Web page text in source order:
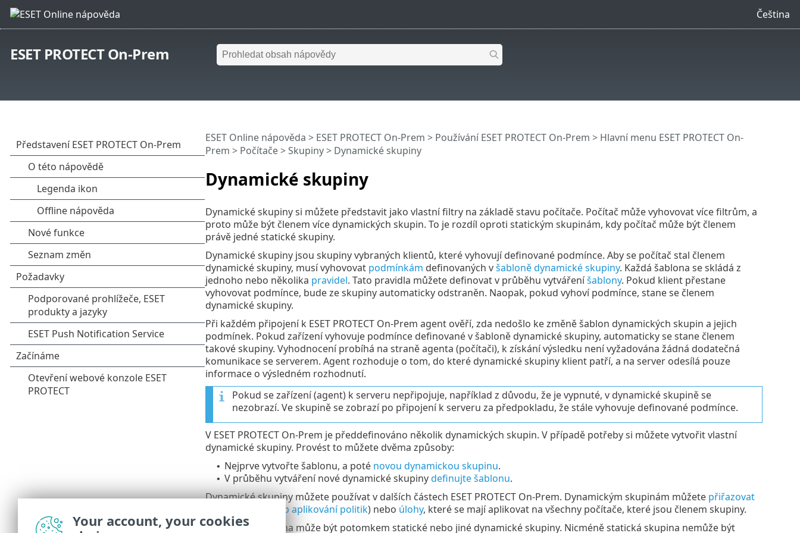
Čeština
ESET PROTECT On-Prem
Dynamické skupiny
ESET Online nápověda > ESET PROTECT On-Prem > Používání ESET PROTECT On-Prem > Hlavní menu ESET PROTECT On-
Prem > Počítače>Skupiny> Dynamické skupiny
Dynamické skupiny si můžete představit jako vlastní filtry na základě stavu počítače. Počítač může vyhovovat více filtrům, a
proto může být členem více dynamických skupin. To je rozdíl oproti statickým skupinám, kdy počítač může být členem
právě jedné statické skupiny.
Dynamické skupiny jsou skupiny vybraných klientů, které vyhovují definované podmínce. Aby se počítač stal členem
dynamické skupiny, musí vyhovovat podmínkám definovaných všabloně dynamické skupiny. Každá šablona se skládá z
jednoho nebo několika pravidel. Tato pravidla můžete definovat v průběhu vytvářeníšablony. Pokud klient přestane
vyhovovat podmínce, bude ze skupiny automaticky odstraněn. Naopak, pokud vyhoví podmínce, stane se členem
dynamické skupiny.
Při každém připojení k ESET PROTECT On-Prem agent ověří, zda nedošlo ke změně šablon dynamických skupin a jejich
podmínek. Pokud zařízení vyhovuje podmínce definované v šabloně dynamické skupiny, automaticky se stane členem
takové skupiny. Vyhodnocení probíhá na straně agenta (počítači), k získání výsledku není vyžadována žádná dodatečná
komunikace se serverem. Agent rozhoduje o tom, do které dynamické skupiny klient patří, a na server odesílá pouze
informace o výsledném rozhodnutí.
Pokud se zařízení (agent) k serveru nepřipojuje, například z důvodu, že je vypnuté, v dynamické skupině se
nezobrazí. Ve skupině se zobrazí po připojení k serveru za předpokladu, že stále vyhovuje definované podmínce.
V ESET PROTECT On-Prem je předdefinováno několik dynamických skupin. V případě potřeby si můžete vytvořit vlastní
dynamické skupiny. Provést to můžete dvěma způsoby:
• Nejprve vytvořte šablonu, a poté novou dynamickou skupinu.
• V průběhu vytváření nové dynamické skupinydefinujte šablonu.
Dynamické skupiny můžete používat v dalších částech ESET PROTECT On-Prem. Dynamickým skupinám můžete přiřazovat
princip aplikování politik) nebo úlohy, které se mají aplikovat na všechny počítače, které jsou členem skupiny.
Dynamická skupina může být potomkem statické nebo jiné dynamické skupiny. Nicméně statická skupina nemůže být
Your account, your cookies